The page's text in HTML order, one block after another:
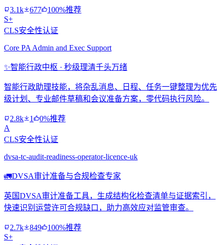
3.1k 677
100%推荐
S+
CLS安全性认证
Core PA Admin and Exec Support
✨智能行政中枢 · 秒级理清千头万绪
智能行政助理技能，将杂乱消息、日程、任务一键整理为优先
级计划、专业邮件草稿和会议准备方案，零代码执行风险。
2.8k 1
0%推荐
A
CLS安全性认证
dvsa-tc-audit-readiness-operator-licence-uk
🚛DVSA审计准备与合规检查专家
英国DVSA审计准备工具，生成结构化检查清单与证据索引，
快速识别运营许可合规缺口，助力高效应对监管审查。
2.7k 849
100%推荐
S+